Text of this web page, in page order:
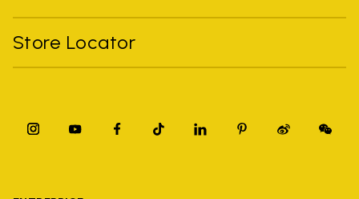
Store Locator